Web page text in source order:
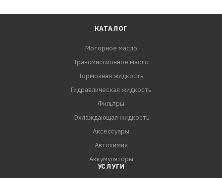
КАТАЛОГ
Моторное масло
Трансмиссионное масло
Тормозная жидкость
Гидравлическая жидкость
Фильтры
Охлаждающая жидкость
Аксессуары
Автохимия
Аккумуляторы
УСЛУГИ